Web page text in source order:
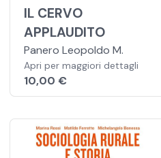
IL CERVO
APPLAUDITO
Panero Leopoldo M.
Apri per maggiori dettagli
10,00 €